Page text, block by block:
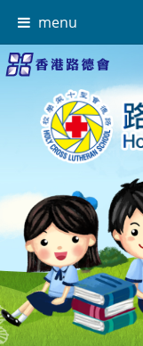
menu